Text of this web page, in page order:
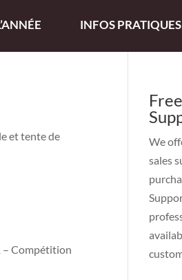
INFOS PRATIQUES
et tente de
– Compétition
We
sales